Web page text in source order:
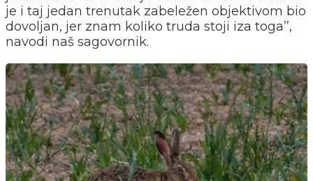
je i taj jedan trenutak zabeležen objektivom bio
dovoljan, jer znam koliko truda stoji iza toga’’,
navodi naš sagovornik.